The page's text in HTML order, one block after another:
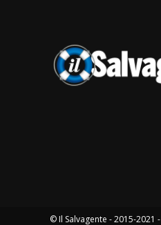
© Il Salvagente - 2015-2021 -